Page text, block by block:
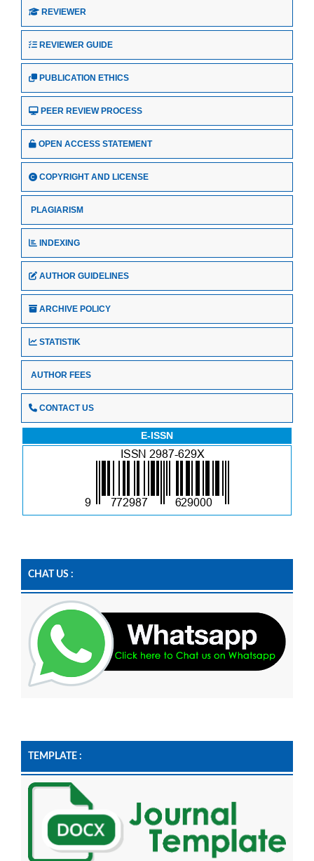
REVIEWER
REVIEWER GUIDE
PUBLICATION ETHICS
PEER REVIEW PROCESS
OPEN ACCESS STATEMENT
COPYRIGHT AND LICENSE
PLAGIARISM
INDEXING
AUTHOR GUIDELINES
ARCHIVE POLICY
STATISTIK
AUTHOR FEES
CONTACT US
E-ISSN
CHAT US :
TEMPLATE :